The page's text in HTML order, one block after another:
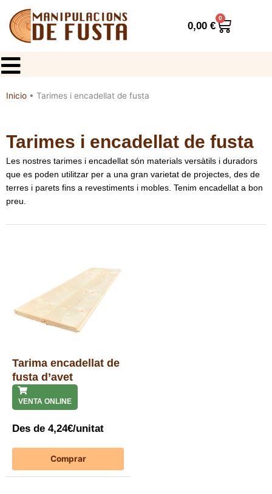
contingut
0,00 €
0
Cistella
Inicio • Tarimes i encadellat de fusta
Tarimes i encadellat de fusta
Les nostres tarimes i encadellat són materials versàtils i duradors
que es poden utilitzar per a una gran varietat de projectes, des de
terres i parets fins a revestiments i mobles. Tenim encadellat a bon
preu.
Tarima encadellat de
fusta d’avet
VENTA ONLINE
Des de 4,24€/unitat
Comprar
producte
té